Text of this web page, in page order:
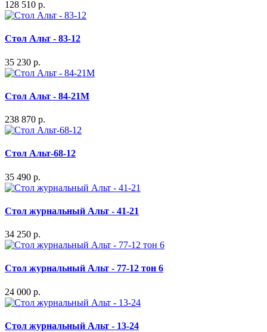
128 510 р.
Стол Альт - 83-12
35 230 р.
Стол Альт - 84-21M
238 870 р.
Стол Альт-68-12
35 490 р.
Стол журнальный Альт - 41-21
34 250 р.
Стол журнальный Альт - 77-12 тон 6
24 000 р.
Стол журнальный Альт - 13-24